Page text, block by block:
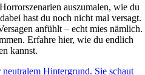
auszumalen, wie du
hast du noch nicht mal versagt.
anfühlt – echt mies nämlich.
Erfahre hier, wie du endlich
kannst.